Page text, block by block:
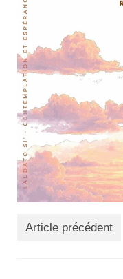
Article précédent